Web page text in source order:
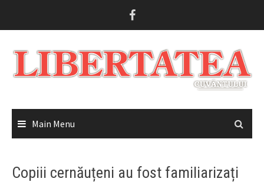
Main Menu
Copiii cernăuțeni au fost familiarizați